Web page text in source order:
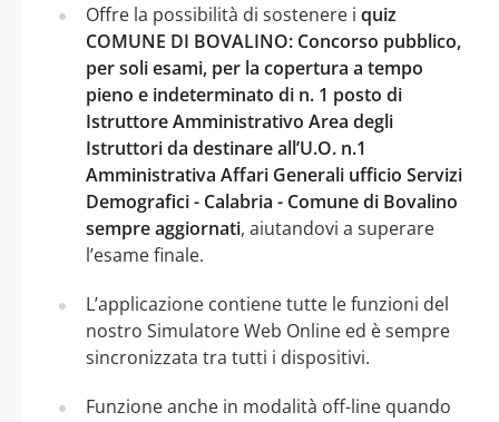
Offre la possibilità di sostenere i quiz
COMUNE DI BOVALINO: Concorso pubblico,
per soli esami, per la copertura a tempo
pieno e indeterminato di n. 1 posto di
Istruttore Amministrativo Area degli
Istruttori da destinare all’U.O. n.1
Amministrativa Affari Generali ufficio Servizi
Demografici - Calabria - Comune di Bovalino
sempre aggiornati, aiutandovi a superare
l’esame finale.
L’applicazione contiene tutte le funzioni del
nostro Simulatore Web Online ed è sempre
sincronizzata tra tutti i dispositivi.
Funzione anche in modalità off-line quando